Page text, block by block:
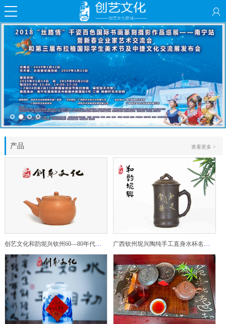
产品 查看更多 >
创艺文化和韵坭兴钦州60—80年代坭兴陶老壶——玉奎壶 广西钦州坭兴陶纯手工直身水杯名家陶瓷大师紫砂建水紫陶